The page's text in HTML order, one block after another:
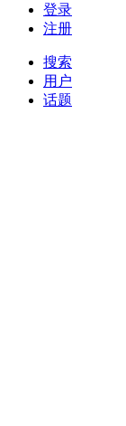
登录
注册
搜索
用户
话题